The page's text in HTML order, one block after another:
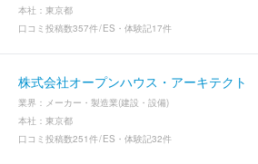
本社： 東京都
口コミ投稿数357件 ES・体験記17件
株式会社オープンハウス・アーキテクト
業界： メーカー・製造業(建設・設備)
本社： 東京都
口コミ投稿数251件 ES・体験記32件